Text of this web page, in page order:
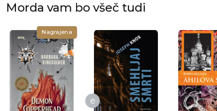
Morda vam bo všeč tudi
Nagrajena
e